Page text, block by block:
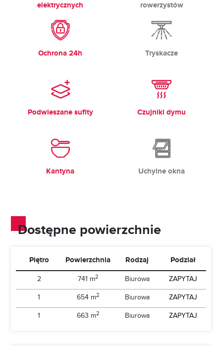
elektrycznych
rowerzystów
Ochrona 24h Tryskacze
Podwieszane sufity Czujniki dymu
Kantyna Uchylne okna
Dostępne powierzchnie
Piętro Powierzchnia Rodzaj Podział
2 741 m2 Biurowa
ZAPYTAJ
1
654 m2 Biurowa
ZAPYTAJ
1
663 m2 Biurowa ZAPYTAJ